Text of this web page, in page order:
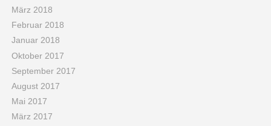
März 2018
Februar 2018
Januar 2018
Oktober 2017
September 2017
August 2017
Mai 2017
März 2017